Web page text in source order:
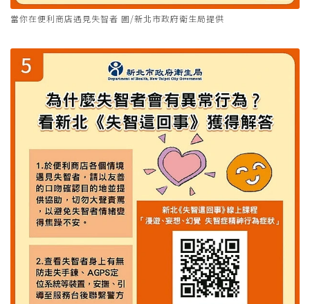
當你在便利商店遇見失智者 圖/新北市政府衛生局提供